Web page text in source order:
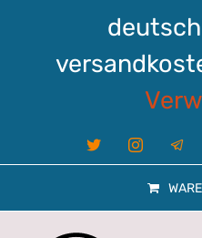
X Instagram